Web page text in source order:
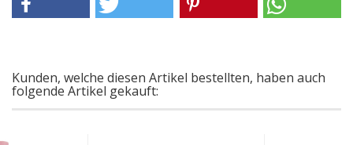
Kunden, welche diesen Artikel bestellten, haben auch
folgende Artikel gekauft: